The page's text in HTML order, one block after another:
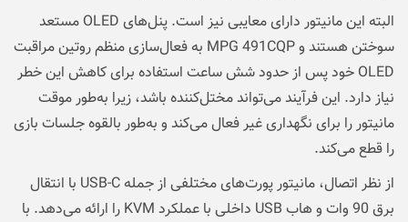
البته این مانیتور دارای معایبی نیز است. پنل‌های OLED مستعد
سوختن هستند و MPG 491CQP به فعال‌سازی منظم روتین مراقبت
OLED خود پس از حدود شش ساعت استفاده برای کاهش این خطر
نیاز دارد. این فرآیند می‌تواند مختل‌کننده باشد، زیرا به‌طور موقت
مانیتور را برای نگهداری غیر فعال می‌کند و به‌طور بالقوه جلسات بازی
را قطع می‌کند.
از نظر اتصال، مانیتور پورت‌های مختلفی از جمله USB-C با انتقال
برق 90 وات و هاب USB داخلی با عملکرد KVM را ارائه می‌دهد. با